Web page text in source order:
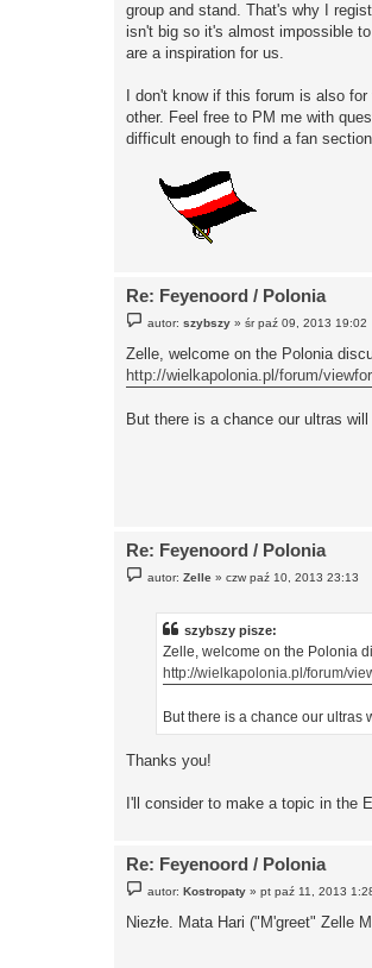
group and stand. That's why I
isn't big so it's almost impossible
are a inspiration for us.
I don't know if this forum is also
other. Feel free to PM me with
difficult enough to find a fan
Re: Feyenoord / Polonia
o
s
t
autor:szybszy »śr paź 09, 2013 19:02
Zelle, welcome on the Polonia
http://wielkapolonia.pl/forum/
But there is a chance our ultras
Re: Feyenoord / Polonia
o
autor:Zelle »czw paź 10, 2013 23:13
szybszy pisze:
Zelle, welcome on the Polonia
http://wielkapolonia.pl/forum/
But there is a chance our ultras
Thanks you!
I'll consider to make a topic in the
Re: Feyenoord / Polonia
o
t
autor:Kostropaty »pt paź 11, 2013
Niezłe. Mata Hari ("M'greet" Zelle